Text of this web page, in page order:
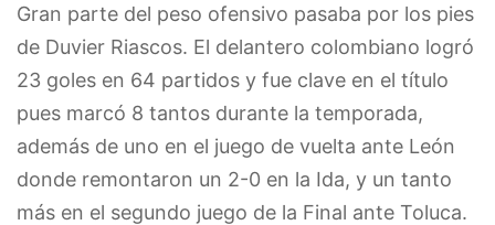
Gran parte del peso ofensivo pasaba por los pies
de Duvier Riascos. El delantero colombiano logró
23 goles en 64 partidos y fue clave en el título
pues marcó 8 tantos durante la temporada,
además de uno en el juego de vuelta ante León
donde remontaron un 2-0 en la Ida, y un tanto
más en el segundo juego de la Final ante Toluca.